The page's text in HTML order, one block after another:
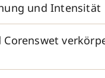
und Intensität
Corenswet